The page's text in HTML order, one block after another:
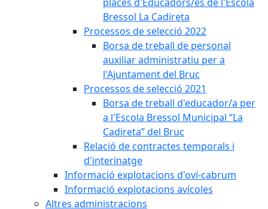
Bressol La Cadireta
Processos de selecció 2022
Borsa de treball de personal
auxiliar administratiu per a
l'Ajuntament del Bruc
Processos de selecció 2021
Borsa de treball d'educador/a per
a l'Escola Bressol Municipal “La
Cadireta” del Bruc
Relació de contractes temporals i
d'interinatge
Informació explotacions d'oví-cabrum
Informació explotacions avícoles
Altres administracions